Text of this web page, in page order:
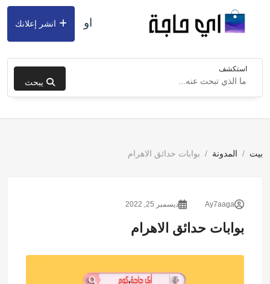
استكشف
يبحث
او انشر إعلانك
بيت المدونة بوابات حدائق الاهرام
Ay7aaga ديسمبر 25, 2022
بوابات حدائق الاهرام